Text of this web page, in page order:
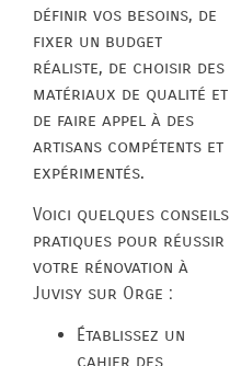
définir vos besoins, de
fixer un budget
réaliste, de choisir des
matériaux de qualité et
de faire appel à des
artisans compétents et
expérimentés.
Voici quelques conseils
pratiques pour réussir
votre rénovation à
Juvisy sur Orge :
Établissez un
cahier des